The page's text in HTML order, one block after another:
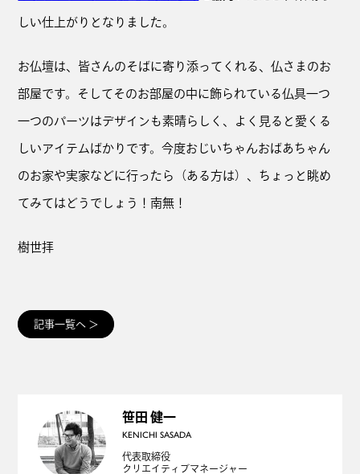
しい仕上がりとなりました。
お仏壇は、皆さんのそばに寄り添ってくれる、仏さまのお
部屋です。そしてそのお部屋の中に飾られている仏具一つ
一つのパーツはデザインも素晴らしく、よく見ると愛くる
しいアイテムばかりです。今度おじいちゃんおばあちゃん
のお家や実家などに行ったら（ある方は）、ちょっと眺め
てみてはどうでしょう！南無！
樹世拝
記事一覧へ ＞
笹田 健一
KENICHI SASADA
代表取締役
クリエイティブマネージャー